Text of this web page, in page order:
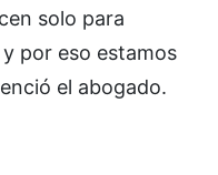
solo para
por eso estamos
el abogado.